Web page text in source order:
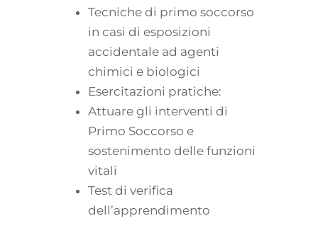
Tecniche di primo soccorso
in casi di esposizioni
accidentale ad agenti
chimici e biologici
Esercitazioni pratiche:
Attuare gli interventi di
Primo Soccorso e
sostenimento delle funzioni
vitali
Test di verifica
dell’apprendimento